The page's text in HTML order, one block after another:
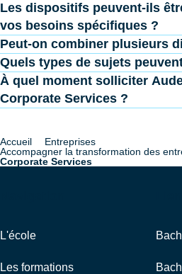
Les dispositifs peuvent-ils
vos besoins spécifiques ?
Peut-on combiner plusieurs
Quels types de sujets
À quel moment solliciter
Corporate Services ?
Fil
d'Ariane
Accueil
Entreprises
Accompagner la transformation des
Corporate Services
L'école
Les formations